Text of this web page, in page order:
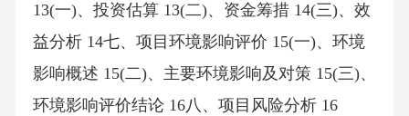
13(一)、投资估算 13(二)、资金筹措 14(三)、效
益分析 14七、项目环境影响评价 15(一)、环境
影响概述 15(二)、主要环境影响及对策 15(三)、
环境影响评价结论 16八、项目风险分析 16